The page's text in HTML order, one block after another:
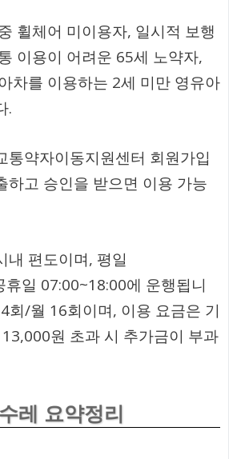
휠체어 미이용자, 일시적 보행
이용이 어려운 65세 노약자,
차를 이용하는 2세 미만 영유아
.
통약자이동지원센터 회원가입
하고 승인을 받으면 이용 가능
내 편도이며, 평일
휴일 07:00~18:00에 운행됩니
회/월 16회이며, 이용 요금은 기
원 초과 시 추가금이 부과
레 요약정리